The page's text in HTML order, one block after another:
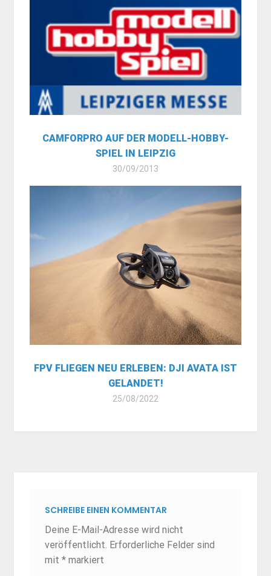
CAMFORPRO AUF DER MODELL-HOBBY-
SPIEL IN LEIPZIG
30/09/2013
FPV FLIEGEN NEU ERLEBEN: DJI AVATA IST
GELANDET!
25/08/2022
SCHREIBE EINEN KOMMENTAR
Deine E-Mail-Adresse wird nicht
veröffentlicht. Erforderliche Felder sind
mit* markiert